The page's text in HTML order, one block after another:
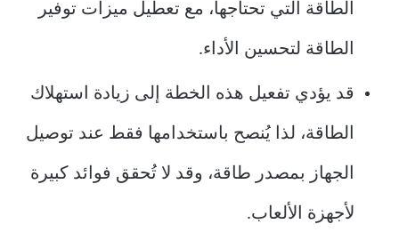
الطاقة التي تحتاجها، مع تعطيل ميزات توفير
الطاقة لتحسين الأداء.
قد يؤدي تفعيل هذه الخطة إلى زيادة استهلاك
الطاقة، لذا يُنصح باستخدامها فقط عند توصيل
الجهاز بمصدر طاقة، وقد لا تُحقق فوائد كبيرة
لأجهزة الألعاب.